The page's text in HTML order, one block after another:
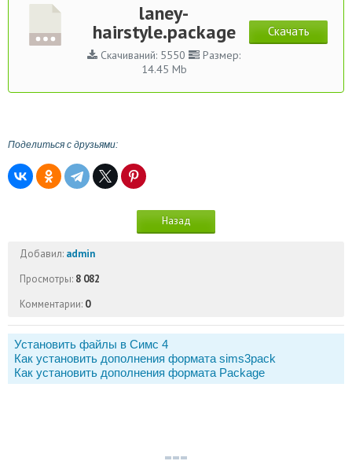
laney-
hairstyle.package
Скачиваний: 5550
Размер:
14.45 Mb
Скачать
Поделиться с друзьями:
Назад
Добавил: admin
Просмотры: 8 082
Комментарии: 0
Установить файлы в Симс 4
Как установить дополнения формата sims3pack
Как установить дополнения формата Package